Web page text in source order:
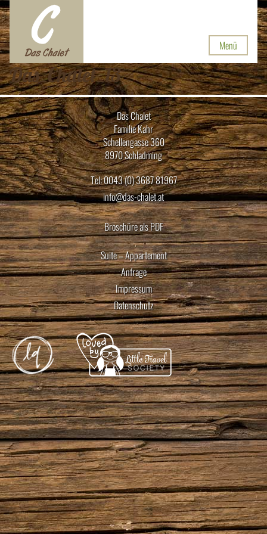
Menü
Das_Chalet_13
Das Chalet
Familie Kahr
Schellengasse 360
8970 Schladming
Tel: 0043 (0) 3687 81967
info@das-chalet.at
Broschüre als PDF
Suite – Appartement
Anfrage
Impressum
Datenschutz